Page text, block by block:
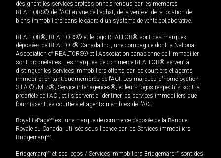
désignent les services professionnels rendus par les membres
REALTORS® de l'ACI en vue de l'achat, de la vente et de la location de
biens immobiliers dans le cadre d'un système de vente collaborative.
REALTOR®, REALTORS® et le logo REALTOR® sont des marques
déposées de REALTOR® Canada Inc., une compagnie dont la National
Association of REALTORS® et l'Association canadienne de l’immobilier
sont propriétaires. Les marques de commerce REALTOR® servent à
distinguer les services immobiliers offerts par les courtiers et agents
immobilier en tant que membres de l'ACI. Les marques d'homologation
S.I.A.® /MLS®, Service inter-agences®, et leurs logos respectifs sont la
propriété de l'ACI, et ils servent à identifier les services immobiliers que
fournissent les courtiers et agents membres de l'ACI.
Royal LePageMD est une marque de commerce déposée de la Banque
Royale du Canada, utilisée sous licence par les Services immobiliers
BridgemarqMD.
BridgemarqMD et ses logos / Services immobiliers BridgemarqMD sont des